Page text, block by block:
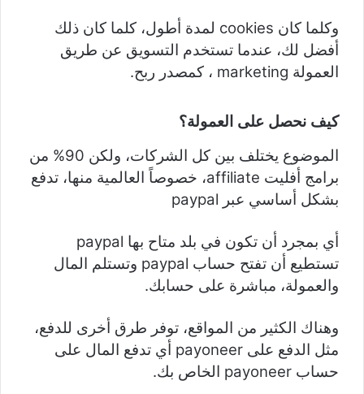
وكلما كان cookies لمدة أطول، كلما كان ذلك
أفضل لك، عندما تستخدم التسويق عن طريق
العمولة marketing ، كمصدر ربح.
كيف نحصل على العمولة؟
الموضوع يختلف بين كل الشركات، ولكن 90% من
برامج أفليت affiliate، خصوصاً العالمية منها، تدفع
بشكل أساسي عبر paypal
أي بمجرد أن تكون في بلد متاح بها paypal
تستطيع أن تفتح حساب paypal وتستلم المال
والعمولة، مباشرة على حسابك.
وهناك الكثير من المواقع، توفر طرق أخرى للدفع،
مثل الدفع على payoneer أي تدفع المال على
حساب payoneer الخاص بك.